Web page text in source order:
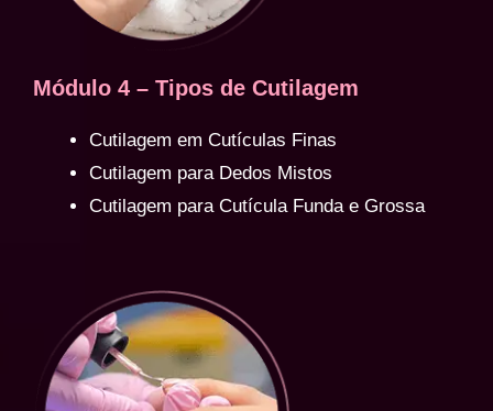
Módulo 4 – Tipos de Cutilagem
Cutilagem em Cutículas Finas
Cutilagem para Dedos Mistos
Cutilagem para Cutícula Funda e Grossa